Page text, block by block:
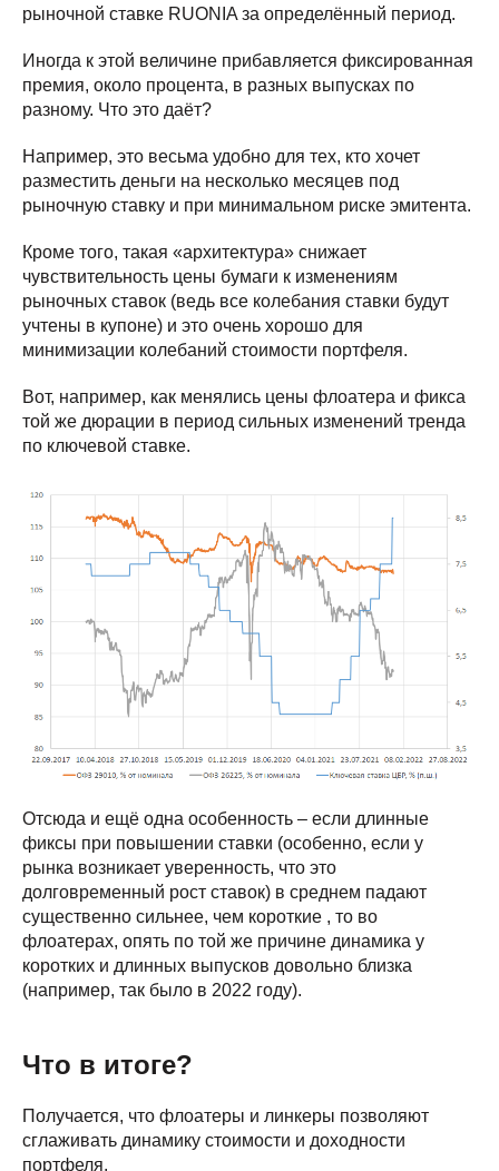
рыночной ставке RUONIA за определённый период.
Иногда к этой величине прибавляется фиксированная
премия, около процента, в разных выпусках по
разному. Что это даёт?
Например, это весьма удобно для тех, кто хочет
разместить деньги на несколько месяцев под
рыночную ставку и при минимальном риске эмитента.
Кроме того, такая «архитектура» снижает
чувствительность цены бумаги к изменениям
рыночных ставок (ведь все колебания ставки будут
учтены в купоне) и это очень хорошо для
минимизации колебаний стоимости портфеля.
Вот, например, как менялись цены флоатера и фикса
той же дюрации в период сильных изменений тренда
по ключевой ставке.
Отсюда и ещё одна особенность – если длинные
фиксы при повышении ставки (особенно, если у
рынка возникает уверенность, что это
долговременный рост ставок) в среднем падают
существенно сильнее, чем короткие , то во
флоатерах, опять по той же причине динамика у
коротких и длинных выпусков довольно близка
(например, так было в 2022 году).
Что в итоге?
Получается, что флоатеры и линкеры позволяют
сглаживать динамику стоимости и доходности
портфеля.